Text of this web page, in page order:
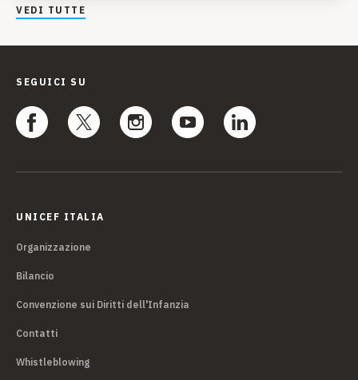
VEDI TUTTE
SEGUICI SU
UNICEF ITALIA
Organizzazione
Bilancio
Convenzione sui Diritti dell'Infanzia
Contatti
Whistleblowing